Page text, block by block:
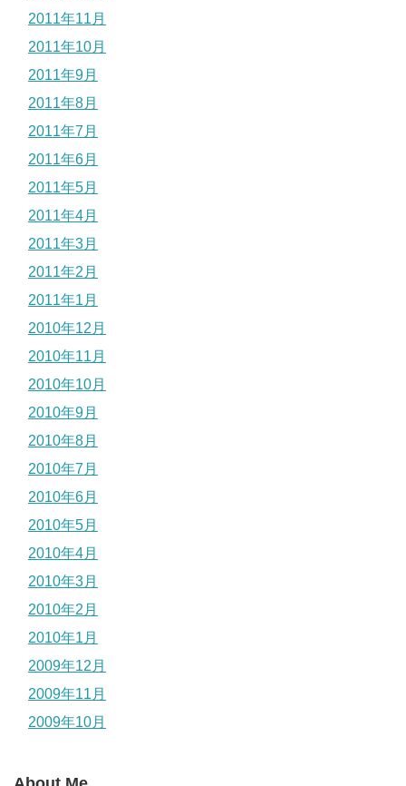
2011年11月
2011年10月
2011年9月
2011年8月
2011年7月
2011年6月
2011年5月
2011年4月
2011年3月
2011年2月
2011年1月
2010年12月
2010年11月
2010年10月
2010年9月
2010年8月
2010年7月
2010年6月
2010年5月
2010年4月
2010年3月
2010年2月
2010年1月
2009年12月
2009年11月
2009年10月